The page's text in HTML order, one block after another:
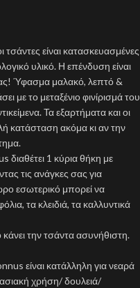
τσάντες είναι κατασκευασμένες
υλικό. Η επένδυση είναι
Ύφασμα μαλακό, λεπτό &
με το μεταξένιο φινίρισμά του
Τα εξαρτήματα και οι
κατάσταση ακόμα κι αν την
διαθέτει 1 κύρια θήκη με
τις ανάγκες σας για
εσωτερικό μπορεί να
τα κλειδιά, τα καλλυντικά
την τσάντα ασυνήθιστη.
είναι κατάλληλη για νεαρά
χρήση/ δουλειά/